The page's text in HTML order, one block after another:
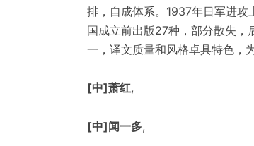
排，自成体系。1937年日军进攻
国成立前出版27种，部分散失，
一，译文质量和风格卓具特色，
[中]萧红,
[中]闻一多,